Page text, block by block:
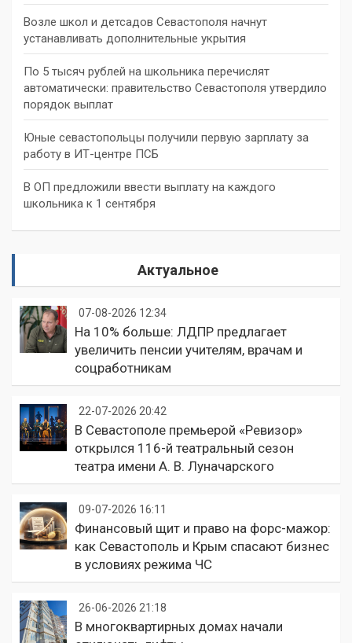
Возле школ и детсадов Севастополя начнут
устанавливать дополнительные укрытия
По 5 тысяч рублей на школьника перечислят
автоматически: правительство Севастополя утвердило
порядок выплат
Юные севастопольцы получили первую зарплату за
работу в ИТ-центре ПСБ
В ОП предложили ввести выплату на каждого
школьника к 1 сентября
Актуальное
07-08-2026 12:34
На 10% больше: ЛДПР предлагает
увеличить пенсии учителям, врачам и
соцработникам
22-07-2026 20:42
В Севастополе премьерой «Ревизор»
открылся 116-й театральный сезон
театра имени А. В. Луначарского
09-07-2026 16:11
Финансовый щит и право на форс-мажор:
как Севастополь и Крым спасают бизнес
в условиях режима ЧС
26-06-2026 21:18
В многоквартирных домах начали